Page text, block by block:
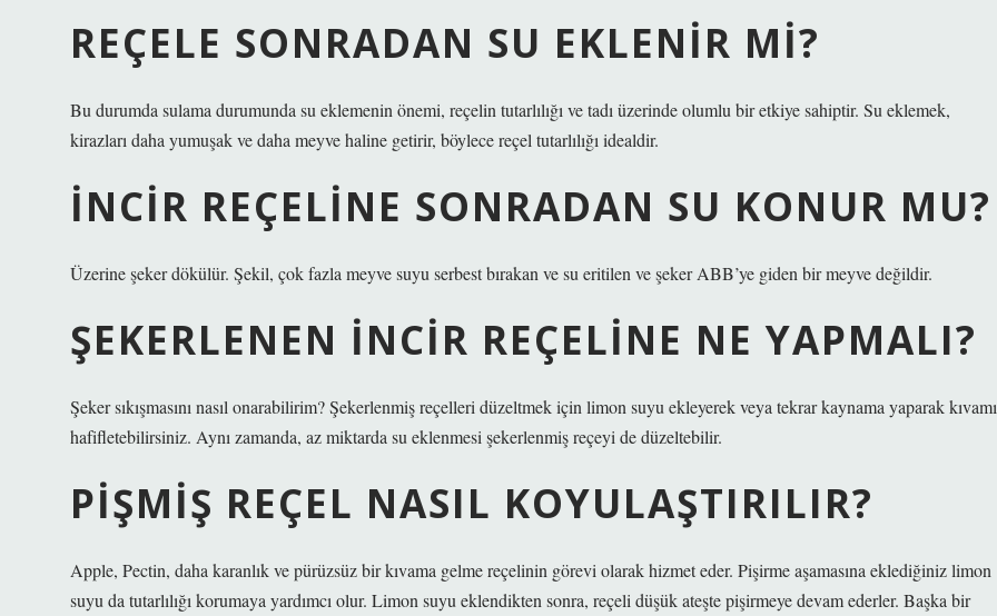
REÇELE SONRADAN SU EKLENIR MI?
Bu durumda sulama durumunda su eklemenin önemi, reçelin tutarlılığı ve tadı üzerinde olumlu bir etkiye sahiptir. Su eklemek,
kirazları daha yumuşak ve daha meyve haline getirir, böylece reçel tutarlılığı idealdir.
İNCIR REÇELINE SONRADAN SU KONUR MU?
Üzerine şeker dökülür. Şekil, çok fazla meyve suyu serbest bırakan ve su eritilen ve şeker ABB’ye giden bir meyve değildir.
ŞEKERLENEN INCIR REÇELINE NE YAPMALI?
Şeker sıkışmasını nasıl onarabilirim? Şekerlenmiş reçelleri düzeltmek için limon suyu ekleyerek veya tekrar kaynama yaparak kıvamı
hafifletebilirsiniz. Aynı zamanda, az miktarda su eklenmesi şekerlenmiş reçeyi de düzeltebilir.
PIŞMIŞ REÇEL NASIL KOYULAŞTIRILIR?
Apple, Pectin, daha karanlık ve pürüzsüz bir kıvama gelme reçelinin görevi olarak hizmet eder. Pişirme aşamasına eklediğiniz limon
suyu da tutarlılığı korumaya yardımcı olur. Limon suyu eklendikten sonra, reçeli düşük ateşte pişirmeye devam ederler. Başka bir